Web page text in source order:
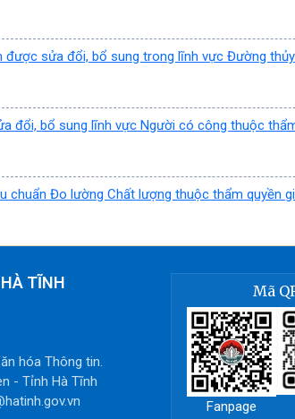
được sửa đổi, bổ sung trong lĩnh vực Đường
đổi, bổ sung lĩnh vực Người có công thuộc
chuẩn Đo lường Chất lượng thuộc thẩm quyền
TĨNH
hóa Thông tin.
- Tỉnh Hà Tĩnh
Mã
Fanpage